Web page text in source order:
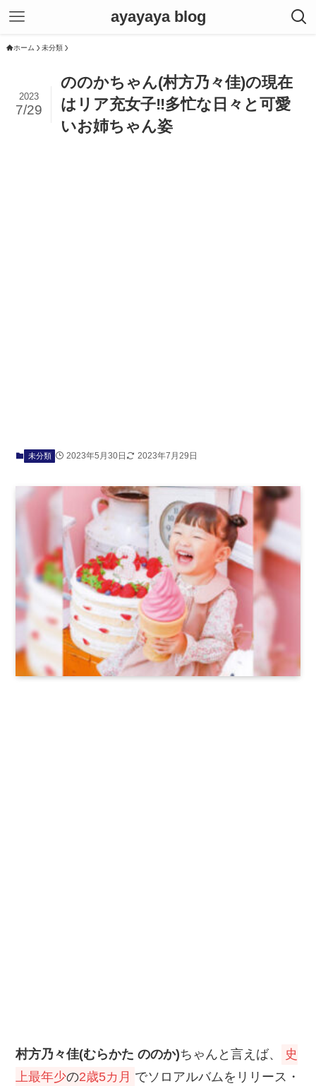
ayayaya blog
ホーム 未分類
ののかちゃん(村方乃々佳)の現在
はリア充女子‼多忙な日々と可愛
いお姉ちゃん姿
2023
7/29
未分類 2023年5月30日 2023年7月29日
村方乃々佳(むらかた ののか)ちゃんと言えば、
史
上最年少の2歳5カ月 でソロアルバムをリリース・